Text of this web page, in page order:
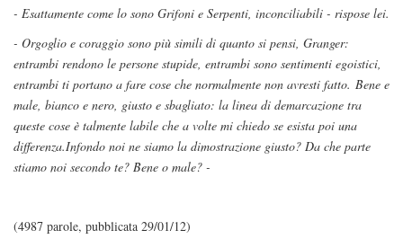
- Esattamente come lo sono Grifoni e Serpenti, inconciliabili - rispose lei.
- Orgoglio e coraggio sono più simili di quanto si pensi, Granger:
entrambi rendono le persone stupide, entrambi sono sentimenti egoistici,
entrambi ti portano a fare cose che normalmente non avresti fatto. Bene e
male, bianco e nero, giusto e sbagliato: la linea di demarcazione tra
queste cose è talmente labile che a volte mi chiedo se esista poi una
differenza.Infondo noi ne siamo la dimostrazione giusto? Da che parte
stiamo noi secondo te? Bene o male? -
(4987 parole, pubblicata 29/01/12)